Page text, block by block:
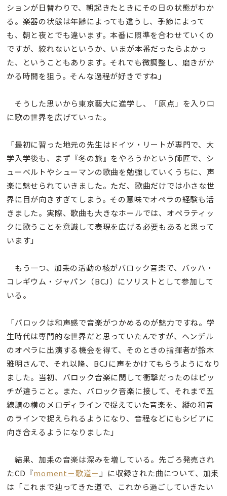
ションが日替わりで、朝起きたときにその日の状態がわか
る。楽器の状態は年齢によっても違うし、季節によって
も、朝と夜とでも違います。本番に照準を合わせていくの
ですが、絞れないというか、いまが本番だったらよかっ
た、ということもあります。それでも微調整し、磨きがか
かる時間を狙う。そんな過程が好きですね」
そうした思いから東京藝大に進学し、「原点」を入り口
に歌の世界を広げていった。
「最初に習った地元の先生はドイツ・リートが専門で、大
学入学後も、まず『冬の旅』をやろうかという師匠で、シ
ューベルトやシューマンの歌曲を勉強していくうちに、声
楽に魅せられていきました。ただ、歌曲だけでは小さな世
界に目が向きすぎてしまう。その意味でオペラの経験も活
きました。実際、歌曲も大きなホールでは、オペラティッ
クに歌うことを意識して表現を広げる必要もあると思って
います」
もう一つ、加耒の活動の核がバロック音楽で、バッハ・
コレギウム・ジャパン（BCJ）にソリストとして参加して
いる。
「バロックは和声感で音楽がつかめるのが魅力ですね。学
生時代は専門的な世界だと思っていたんですが、ヘンデル
のオペラに出演する機会を得て、そのときの指揮者が鈴木
雅明さんで、それ以降、BCJに声をかけてもらうようになり
ました。当初、バロック音楽に関して衝撃だったのはピッ
チが違うこと。また、バロック音楽に接して、それまで五
線譜の横のメロディラインで捉えていた音楽を、縦の和音
のラインで捉えられるようになり、音程などにもシビアに
向き合えるようになりました」
結果、加耒の音楽は深みを増している。先ごろ発売され
たCD『moment－歌道－』に収録された曲について、加耒
は「これまで辿ってきた道で、これから過ごしていきたい